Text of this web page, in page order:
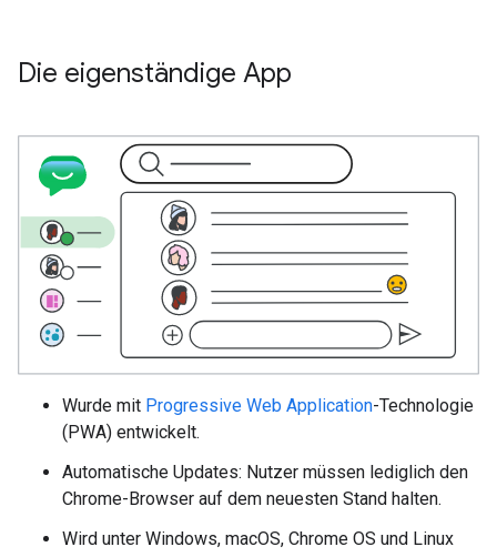
Die eigenständige App
Wurde mit Progressive Web Application-Technologie
(PWA) entwickelt.
Automatische Updates: Nutzer müssen lediglich den
Chrome-Browser auf dem neuesten Stand halten.
Wird unter Windows, macOS, Chrome OS und Linux